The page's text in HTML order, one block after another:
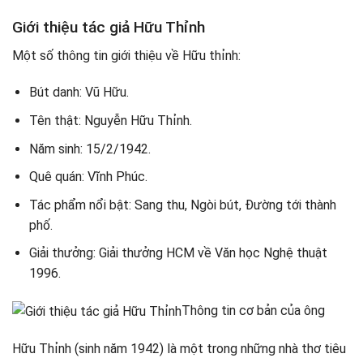
Giới thiệu tác giả Hữu Thỉnh
Một số thông tin giới thiệu về Hữu thỉnh:
Bút danh: Vũ Hữu.
Tên thật: Nguyễn Hữu Thỉnh.
Năm sinh: 15/2/1942.
Quê quán: Vĩnh Phúc.
Tác phẩm nổi bật: Sang thu, Ngòi bút, Đường tới thành
phố.
Giải thưởng: Giải thưởng HCM về Văn học Nghệ thuật
1996.
Thông tin cơ bản của ông
Hữu Thỉnh (sinh năm 1942) là một trong những nhà thơ tiêu